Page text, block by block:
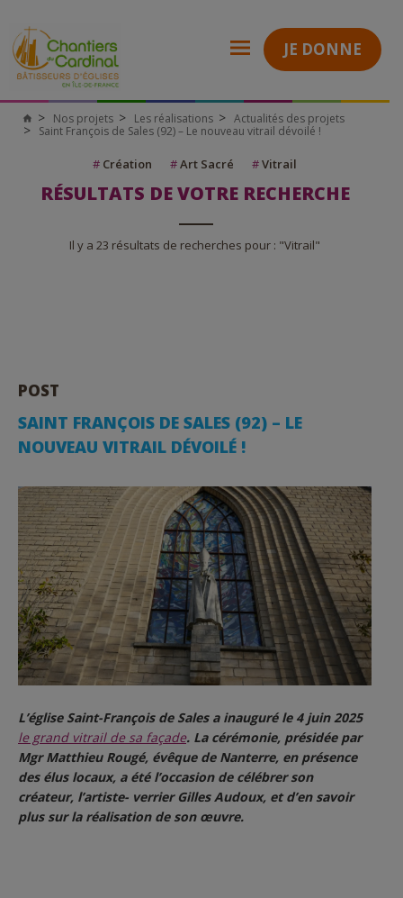
JE DONNE
Nos projets Les réalisations
Actualités des projets
Saint François de Sales (92) – Le nouveau vitrail dévoilé !
# Création #Art Sacré #Vitrail
RÉSULTATS DE VOTRE RECHERCHE
Il y a 23 résultats de recherches pour : "Vitrail"
POST
SAINT FRANÇOIS DE SALES (92) – LE
NOUVEAU VITRAIL DÉVOILÉ !
L’église Saint-François de Sales a inauguré le 4 juin 2025
le grand vitrail de sa façade. La cérémonie, présidée par
Mgr Matthieu Rougé, évêque de Nanterre, en présence
des élus locaux, a été l’occasion de célébrer son
créateur, l’artiste- verrier Gilles Audoux, et d’en savoir
plus sur la réalisation de son œuvre.